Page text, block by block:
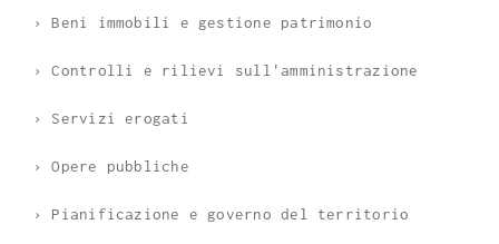
› Beni immobili e gestione patrimonio
› Controlli e rilievi sull'amministrazione
› Servizi erogati
› Opere pubbliche
› Pianificazione e governo del territorio